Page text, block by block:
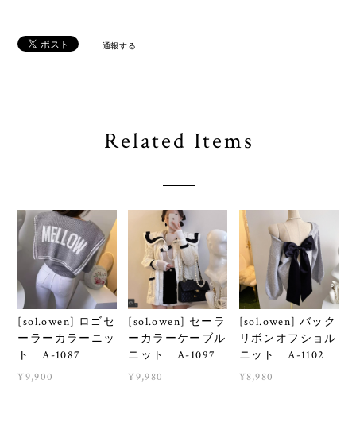
通報する
Related Items
[sol.owen] ロゴセ
ーラーカラーニッ
ト A-1087
¥9,900
[sol.owen] セーラ
ーカラーケーブル
ニット A-1097
¥9,980
[sol.owen] バック
リボンオフショル
ニット A-1102
¥8,980